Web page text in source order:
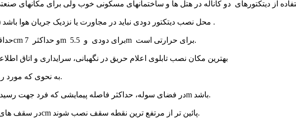
19- محل نصب دیتکتور دودی نباید در مجاورت یا نزدیک جریان هوا باشد ( دور از پنجره و درب و فضای باز پارکینگ .
20- حداقل فاصله دیتکتور تا دیوار و یا پارتیشن 50cm و حداکثر 7m برای دودی و 5.5m برای حرارتی است.
21- بهترین مکان نصب تابلوی اعلام حریق در نگهبانی، سرایداری و اتاق
به نحوی که مورد رویت عموم و خصوصاً مامور آتش نشانی باشد.
22- در فضای سوله، حداکثر فاصله پیمایشی که فرد جهت رسیدن به شستی طی می کند نباید بیش از 20m باشد.
23- در سقف های شیبدار لازم است دیتکتورها در ارتفاع 50cm پائین تر از مرتفع ترین نقطه سقف نصب شوند.